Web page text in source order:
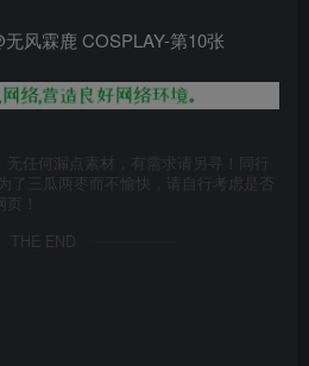
任何漏点素材，有需求请另寻！同行
了三瓜两枣而不愉快，请自行考虑是否
！
THE END